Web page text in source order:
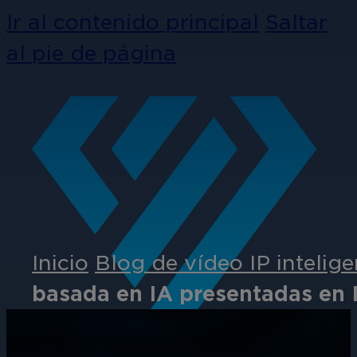
Inicio Blog de vídeo IP
basada en IA presentadas en